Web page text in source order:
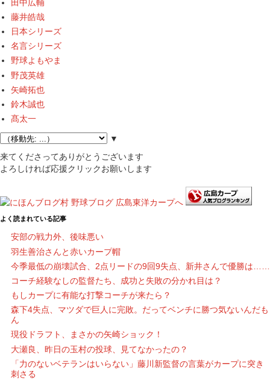
田中広輔
藤井皓哉
日本シリーズ
名言シリーズ
野球よもやま
野茂英雄
矢崎拓也
鈴木誠也
髙太一
▼
来てくださってありがとうございます
よろしければ応援クリックお願いします
よく読まれている記事
安部の戦力外、後味悪い
羽生善治さんと赤いカープ帽
今季最低の崩壊試合、2点リードの9回9失点、新井さんで優勝は……
コーチ経験なしの監督たち、成功と失敗の分かれ目は？
もしカープに有能な打撃コーチが来たら？
森下4失点、マツダで巨人に完敗。だってベンチに勝つ気ないんだも
ん
現役ドラフト、まさかの矢崎ショック！
大瀬良、昨日の玉村の投球、見てなかったの？
「力のないベテランはいらない」藤川新監督の言葉がカープに突き
刺さる